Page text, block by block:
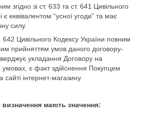
згідно зі ст. 633 та ст. 641 Цивільного
є еквівалентом “усної угоди” та має
силу.
642 Цивільного Кодексу України повним
прийняттям умов даного договору-
укладання Договору на
є факт здійснення Покупцем
інтернет-магазину.
визначення мають значення: